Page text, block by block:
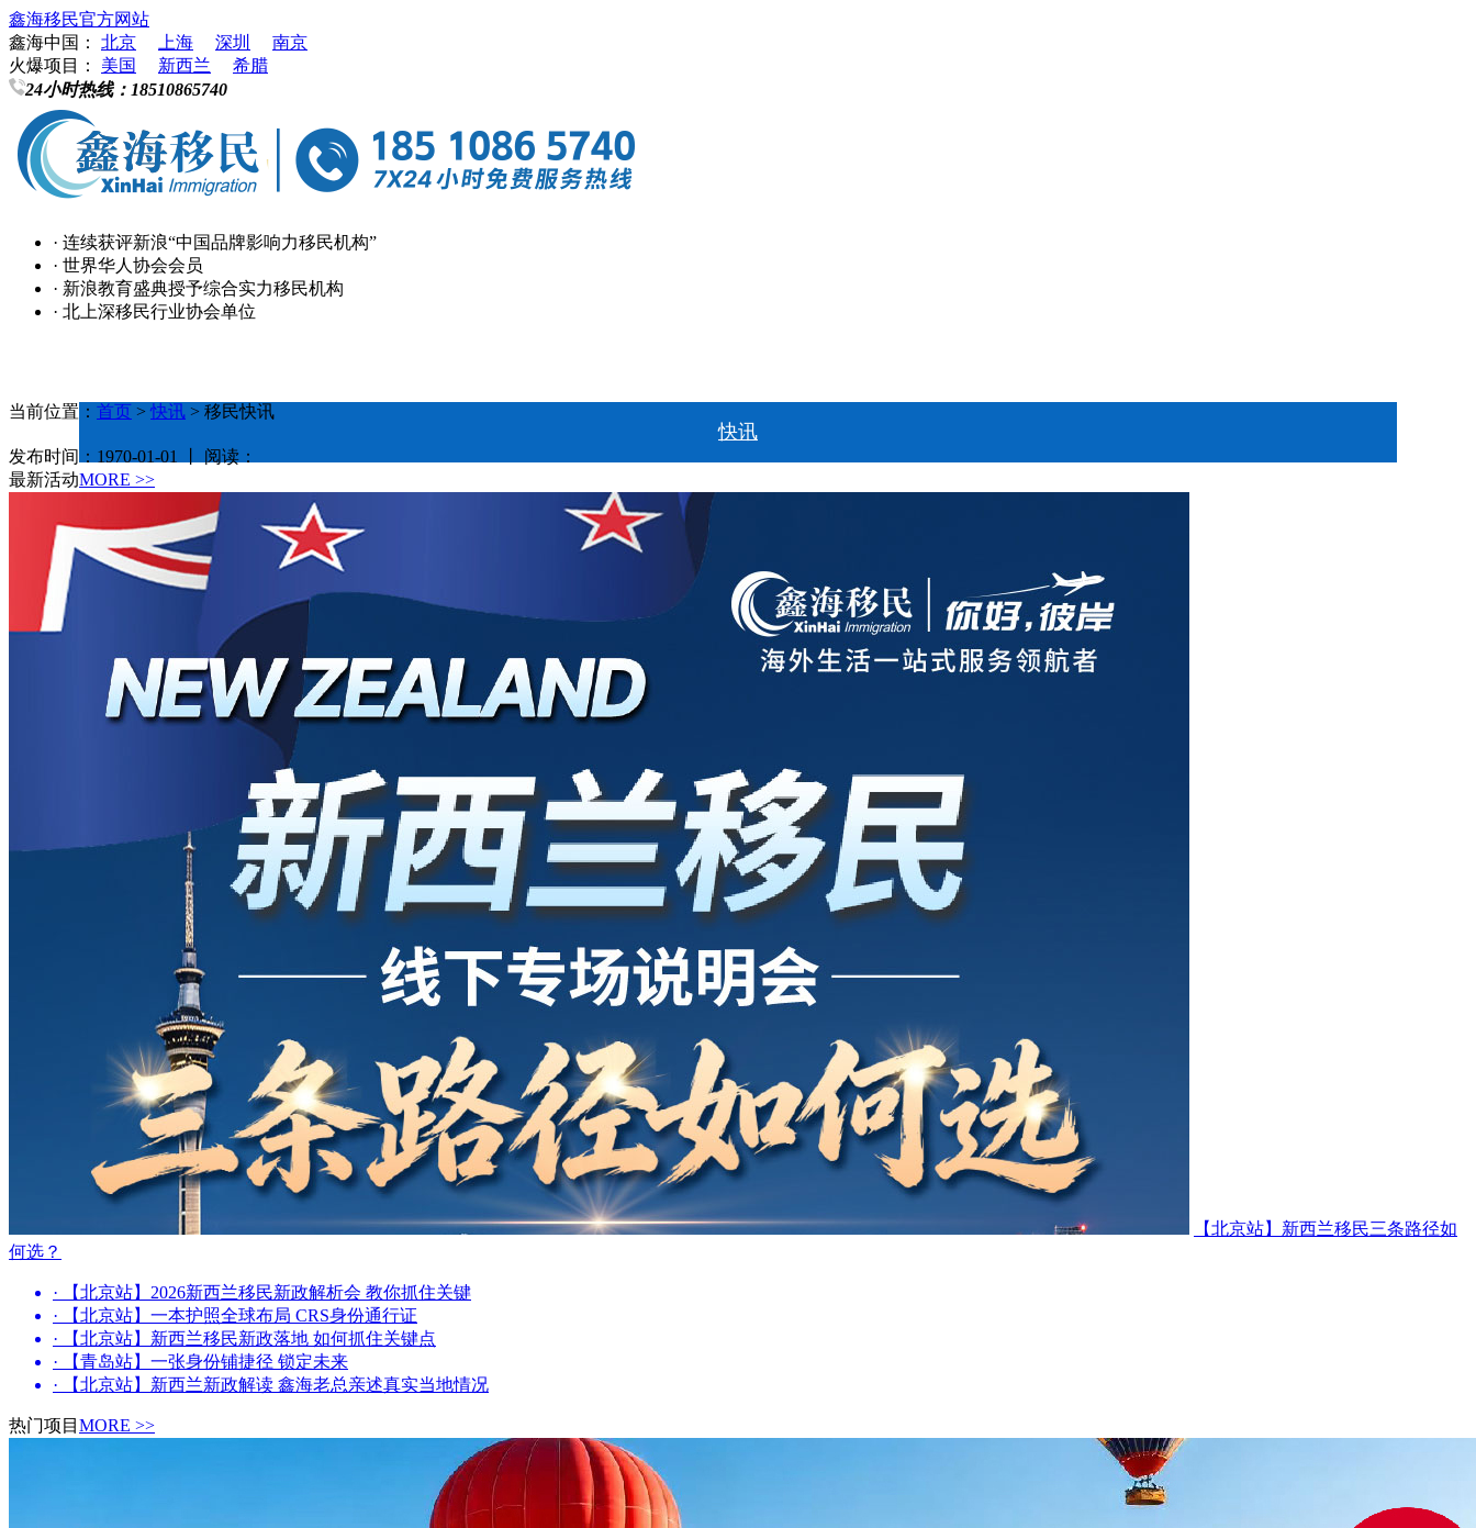
鑫海移民官方网站
鑫海中国：
北京 上海 深圳
南京
火爆项目：
美国 新西兰
希腊
24小时热线： 18510865740
· 连续获评新浪“中国品牌影响力移民机构”
· 世界华人协会会员
· 新浪教育盛典授予综合实力移民机构
· 北上深移民行业协会单位
快讯
项目
新西兰
美国
澳洲
加拿大
亚洲
海房
开户
安家
案例
鑫海
当前位置： 首页 >快讯 > 移民快讯
发布时间：1970-01-01 丨 阅读：
最新活动MORE >>
【北京站】新西兰移民三条路径如
何选？
· 【北京站】2026新西兰移民新政解析会 教你抓住关键
· 【北京站】一本护照全球布局 CRS身份通行证
· 【北京站】新西兰移民新政落地 如何抓住关键点
· 【青岛站】一张身份铺捷径 锁定未来
· 【北京站】新西兰新政解读 鑫海老总亲述真实当地情况
热门项目 MORE >>